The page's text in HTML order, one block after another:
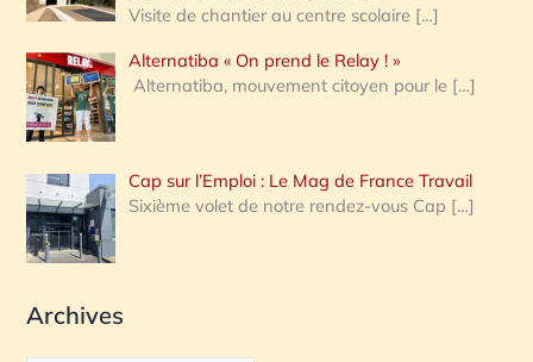
Visite de chantier au centre scolaire […]
Alternatiba « On prend le Relay ! »
Alternatiba, mouvement citoyen pour le […]
Cap sur l’Emploi : Le Mag de France Travail
Sixième volet de notre rendez-vous Cap […]
Archives